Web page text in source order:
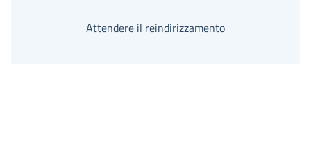
Attendere il reindirizzamento